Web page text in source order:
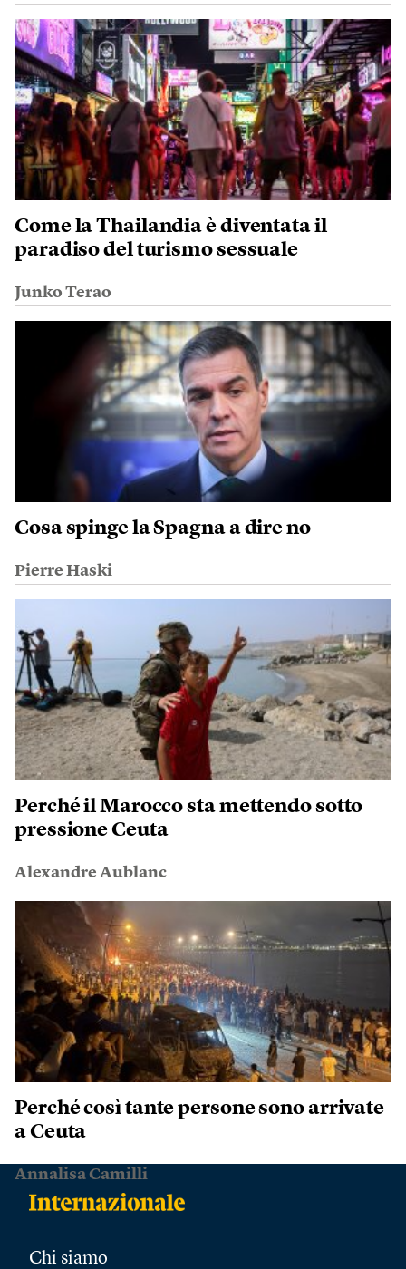
Come la Thailandia è diventata il
paradiso del turismo sessuale
Junko Terao
Cosa spinge la Spagna a dire no
Pierre Haski
Perché il Marocco sta mettendo sotto
pressione Ceuta
Alexandre Aublanc
Perché così tante persone sono arrivate
a Ceuta
Annalisa Camilli
Chi siamo